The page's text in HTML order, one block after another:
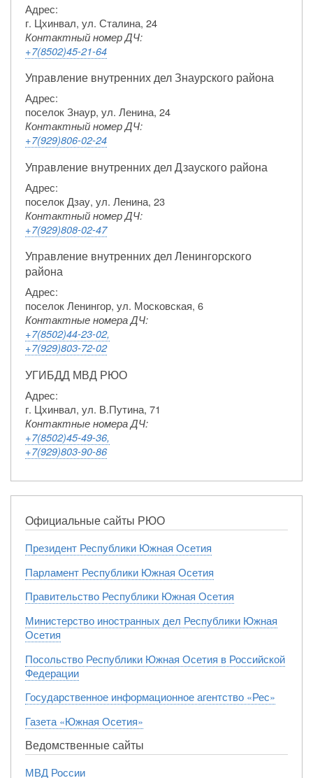
Адрес:
г. Цхинвал, ул. Сталина, 24
Контактный номер ДЧ:
+7(8502)45-21-64
Управление внутренних дел Знаурского района
Адрес:
поселок Знаур, ул. Ленина, 24
Контактный номер ДЧ:
+7(929)806-02-24
Управление внутренних дел Дзауского района
Адрес:
поселок Дзау, ул. Ленина, 23
Контактный номер ДЧ:
+7(929)808-02-47
Управление внутренних дел Ленингорского
района
Адрес:
поселок Ленингор, ул. Московская, 6
Контактные номера ДЧ:
+7(8502)44-23-02,
+7(929)803-72-02
УГИБДД МВД РЮО
Адрес:
г. Цхинвал, ул. В.Путина, 71
Контактные номера ДЧ:
+7(8502)45-49-36,
+7(929)803-90-86
Официальные сайты РЮО
Президент Республики Южная Осетия
Парламент Республики Южная Осетия
Правительство Республики Южная Осетия
Министерство иностранных дел Республики Южная
Осетия
Посольство Республики Южная Осетия в Российской
Федерации
Государственное информационное агентство «Рес»
Газета «Южная Осетия»
Ведомственные сайты
МВД России